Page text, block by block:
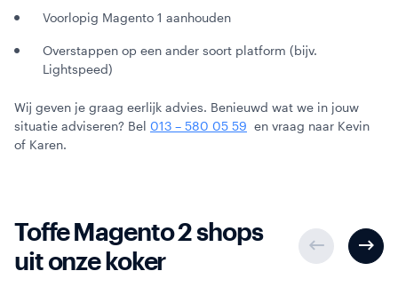
Voorlopig Magento 1 aanhouden
Overstappen op een ander soort platform (bijv.
Lightspeed)
Wij geven je graag eerlijk advies. Benieuwd wat we in jouw
situatie adviseren? Bel 013 – 580 05 59 en vraag naar Kevin
of Karen.
Toffe Magento 2 shops
uit onze koker